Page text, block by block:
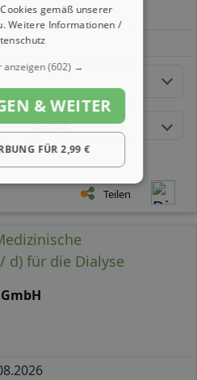
Gehalt
Teilen
d) für die Dialyse
gemäß unserer
Weitere Informationen /
anzeigen(602) →
& WEITER
FÜR 2,99 €